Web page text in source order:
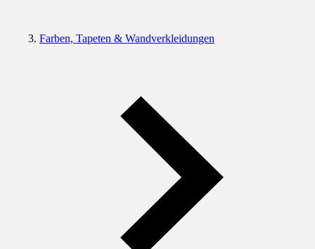
Farben, Tapeten & Wandverkleidungen